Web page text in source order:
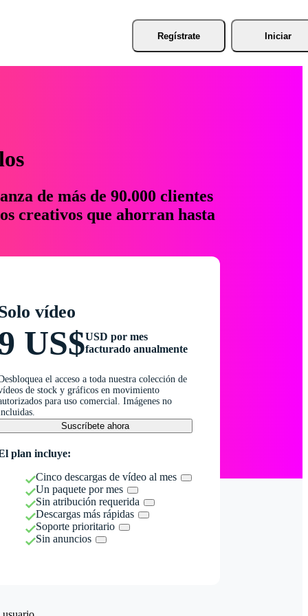
Regístrate Iniciar
de más de 90.000 clientes
creativos que ahorran hasta
vídeo
US$USD por mes
facturado anualmente
el acceso a toda nuestra colección de
de stock y gráficos en movimiento
para uso comercial. Imágenes no
Suscríbete ahora
plan incluye:
Cinco descargas de vídeo al mes
Un paquete por mes
Sin atribución requerida
Descargas más rápidas
Soporte prioritario
Sin anuncios